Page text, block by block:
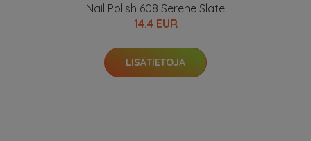
Nail Polish 608 Serene Slate
14.4 EUR
LISÄTIETOJA